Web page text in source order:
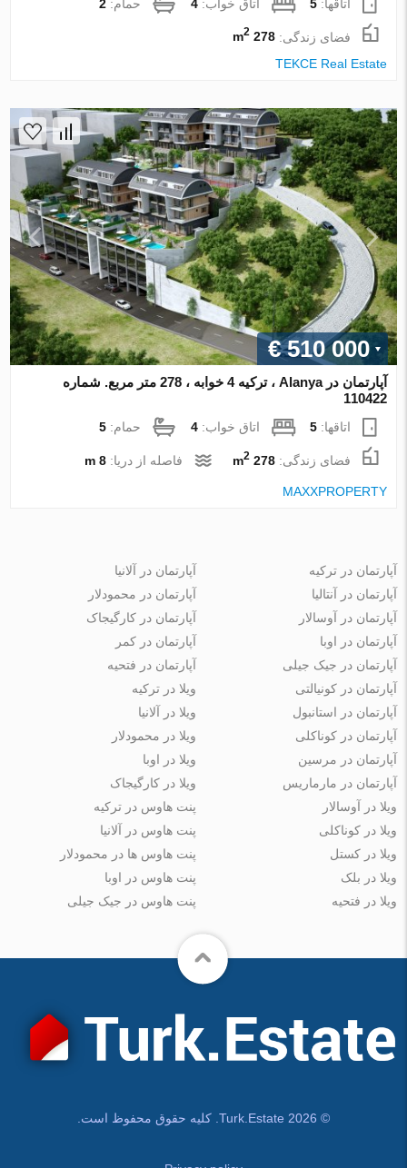
اتاقها:5 اتاق خواب:4 حمام:2
فضای زندگی:278 m
2
TEKCE Real Estate
€ 510 000
آپارتمان در Alanya ، ترکیه 4 خوابه ، 278 متر مربع. شماره
110422
اتاقها:5 اتاق خواب:4 حمام:5
فضای زندگی:278 m
2 فاصله از دریا:8 m
MAXXPROPERTY
آپارتمان در ترکیه
آپارتمان در آنتالیا
آپارتمان در آوسالار
آپارتمان در اوبا
آپارتمان در جیک جیلی
آپارتمان در آلانیا
آپارتمان در محمودلار
آپارتمان در کارگیجاک
آپارتمان در کمر
آپارتمان در فتحیه
آپارتمان در کونیالتی
آپارتمان در استانبول
آپارتمان در کوناکلی
آپارتمان در مرسین
آپارتمان در مارماریس
ویلا در ترکیه
ویلا در آلانیا
ویلا در محمودلار
ویلا در اوبا
ویلا در کارگیجاک
ویلا در آوسالار
ویلا در کوناکلی
ویلا در کستل
ویلا در بلک
ویلا در فتحیه
پنت هاوس در ترکیه
پنت هاوس در آلانیا
پنت هاوس ها در محمودلار
پنت هاوس در اوبا
پنت هاوس در جیک جیلی
© Turk.Estate 2026. کلیه حقوق محفوظ است.